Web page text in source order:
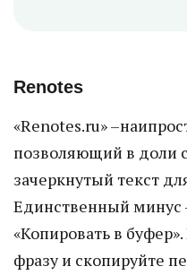
Renotes
«Renotes.ru»
позволяющий в доли
зачеркнутый текст
Единственный минус
«Копировать в
фразу и скопируйте